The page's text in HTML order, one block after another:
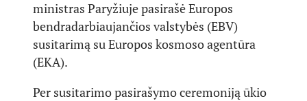
ministras Paryžiuje pasirašė Europos
bendradarbiaujančios valstybės (EBV)
susitarimą su Europos kosmoso agentūra
(EKA).
Per susitarimo pasirašymo ceremoniją ūkio